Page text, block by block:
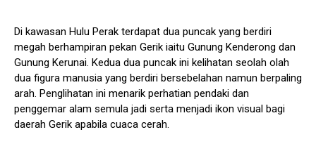
Di kawasan Hulu Perak terdapat dua puncak yang berdiri
megah berhampiran pekan Gerik iaitu Gunung Kenderong dan
Gunung Kerunai. Kedua dua puncak ini kelihatan seolah olah
dua figura manusia yang berdiri bersebelahan namun berpaling
arah. Penglihatan ini menarik perhatian pendaki dan
penggemar alam semula jadi serta menjadi ikon visual bagi
daerah Gerik apabila cuaca cerah.